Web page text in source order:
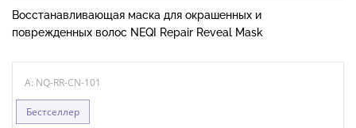
Восстанавливающая маска для окрашенных и
поврежденных волос NEQI Repair Reveal Mask
A: NQ-RR-CN-101
Бестселлер